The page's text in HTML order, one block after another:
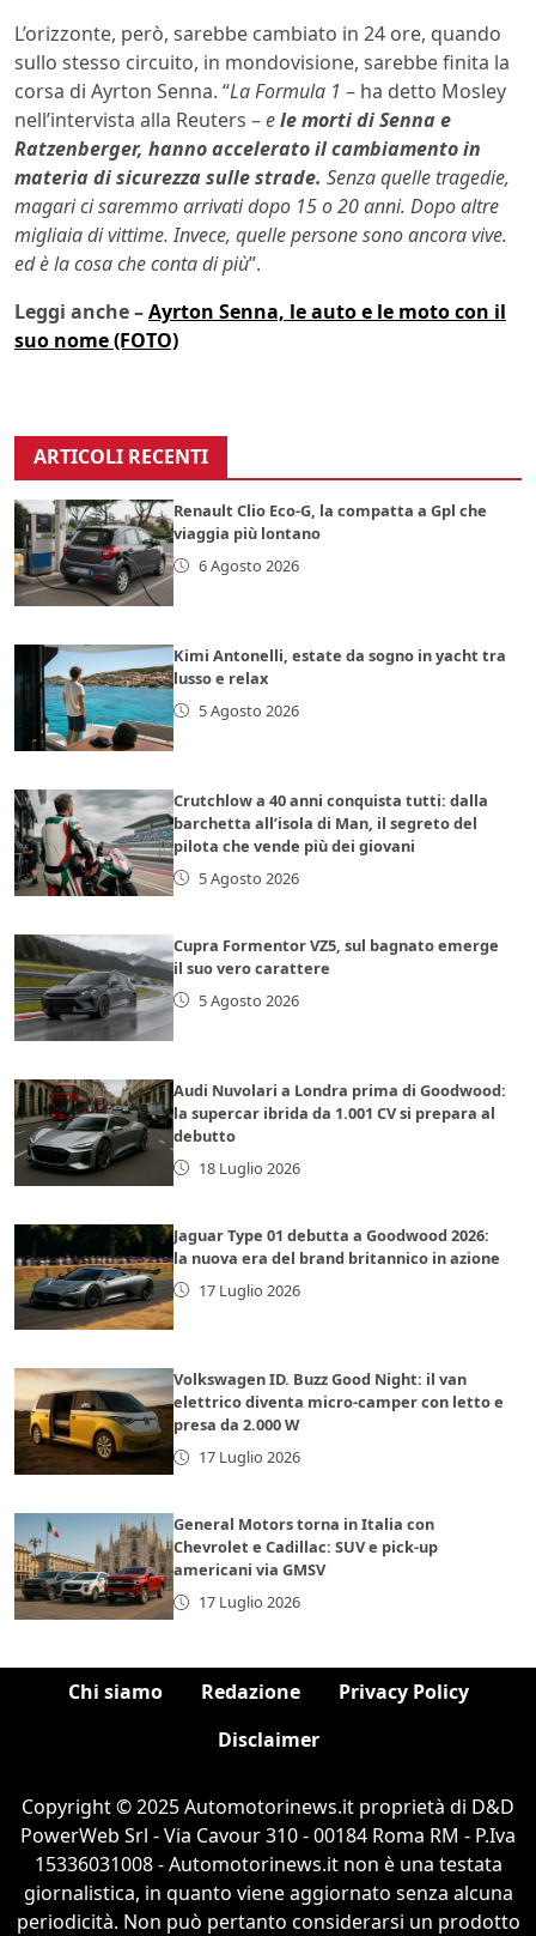
L’orizzonte, però, sarebbe cambiato in 24 ore, quando
sullo stesso circuito, in mondovisione, sarebbe finita la
corsa di Ayrton Senna. “La Formula 1 – ha detto Mosley
nell’intervista alla Reuters –ele morti di Senna e
Ratzenberger, hanno accelerato il cambiamento in
materia di sicurezza sulle strade. Senza quelle tragedie,
magari ci saremmo arrivati dopo 15 o 20 anni. Dopo altre
migliaia di vittime. Invece, quelle persone sono ancora vive.
ed è la cosa che conta di più”.
Leggi anche –Ayrton Senna, le auto e le moto con il
suo nome (FOTO)
ARTICOLI RECENTI
Renault Clio Eco-G, la compatta a Gpl che
viaggia più lontano
6 Agosto 2026
Kimi Antonelli, estate da sogno in yacht tra
lusso e relax
5 Agosto 2026
Crutchlow a 40 anni conquista tutti: dalla
barchetta all’isola di Man, il segreto del
pilota che vende più dei giovani
5 Agosto 2026
Cupra Formentor VZ5, sul bagnato emerge
il suo vero carattere
5 Agosto 2026
Audi Nuvolari a Londra prima di Goodwood:
la supercar ibrida da 1.001 CV si prepara al
debutto
18 Luglio 2026
Jaguar Type 01 debutta a Goodwood 2026:
la nuova era del brand britannico in azione
17 Luglio 2026
Volkswagen ID. Buzz Good Night: il van
elettrico diventa micro-camper con letto e
presa da 2.000 W
17 Luglio 2026
General Motors torna in Italia con
Chevrolet e Cadillac: SUV e pick-up
americani via GMSV
17 Luglio 2026
Chi siamo Redazione
Privacy Policy
Disclaimer
Copyright © 2025 Automotorinews.it proprietà di D&D
PowerWeb Srl - Via Cavour 310 - 00184 Roma RM - P.Iva
15336031008 - Automotorinews.it non è una testata
giornalistica, in quanto viene aggiornato senza alcuna
periodicità. Non può pertanto considerarsi un prodotto